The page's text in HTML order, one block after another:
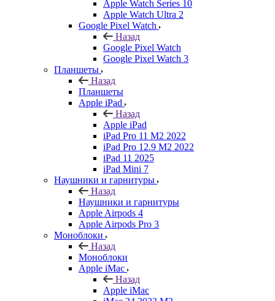
Apple Watch Series 10
Apple Watch Ultra 2
Google Pixel Watch
Назад
Google Pixel Watch
Google Pixel Watch 3
Планшеты
Назад
Планшеты
Apple iPad
Назад
Apple iPad
iPad Pro 11 M2 2022
iPad Pro 12.9 M2 2022
iPad 11 2025
iPad Mini 7
Наушники и гарнитуры
Назад
Наушники и гарнитуры
Apple Airpods 4
Apple Airpods Pro 3
Моноблоки
Назад
Моноблоки
Apple iMac
Назад
Apple iMac